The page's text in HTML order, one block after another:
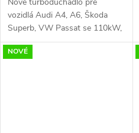
vozidlá Audi A4, A6, Škoda
Superb, VW Passat se 110kW,
120kW, 132kW, 140kW
NOVÉ